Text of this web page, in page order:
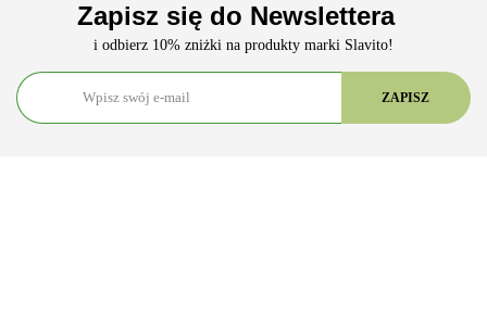
Zapisz się do Newslettera
i odbierz 10% zniżki na produkty marki Slavito!